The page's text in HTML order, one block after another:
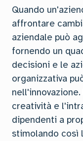
Quando
affrontare
aziendale può
fornendo un
decisioni e le
organizzativa
creatività e
dipendenti a
stimolando così